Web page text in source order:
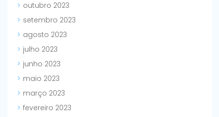
outubro 2023
setembro 2023
agosto 2023
julho 2023
junho 2023
maio 2023
março 2023
fevereiro 2023